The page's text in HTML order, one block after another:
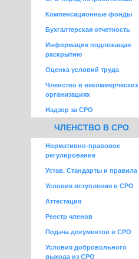
Компенсационные фонды
Бухгалтерская отчетность
Информация подлежащая
раскрытию
Оценка условий труда
Членство в некоммерческих
организациях
Надзор за СРО
ЧЛЕНСТВО В СРО
Нормативно-правовое
регулирование
Устав, Стандарты и правила
Условия вступления в СРО
Аттестация
Реестр членов
Подача документов в СРО
Условия добровольного
выхода из СРО